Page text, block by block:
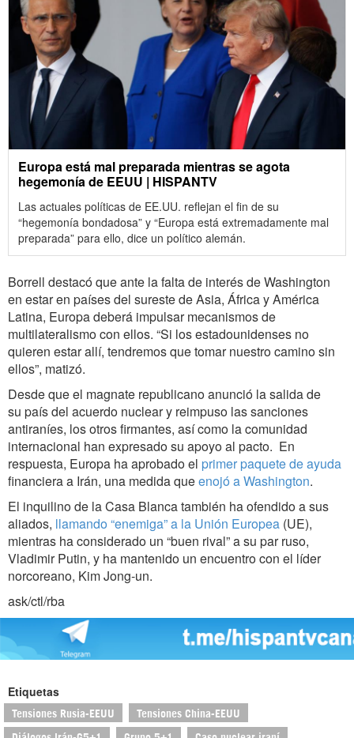
Europa está mal preparada mientras se agota
hegemonía de EEUU | HISPANTV
Las actuales políticas de EE.UU. reflejan el fin de su
“hegemonía bondadosa” y “Europa está extremadamente mal
preparada” para ello, dice un político alemán.
Borrell destacó que ante la falta de interés de Washington
en estar en países del sureste de Asia, África y América
Latina, Europa deberá impulsar mecanismos de
multilateralismo con ellos. “Si los estadounidenses no
quieren estar allí, tendremos que tomar nuestro camino sin
ellos”, matizó.
Desde que el magnate republicano anunció la salida de
su país del acuerdo nuclear y reimpuso las sanciones
antiraníes, los otros firmantes, así como la comunidad
internacional han expresado su apoyo al pacto. En
respuesta, Europa ha aprobado el primer paquete de ayuda
financiera a Irán, una medida queenojó a Washington.
El inquilino de la Casa Blanca también ha ofendido a sus
aliados, llamando “enemiga” a la Unión Europea (UE),
mientras ha considerado un “buen rival” a su par ruso,
Vladimir Putin, y ha mantenido un encuentro con el líder
norcoreano, Kim Jong-un.
ask/ctl/rba
Etiquetas
Tensiones Rusia-EEUU Tensiones China-EEUU
Diálogos Irán-G5+1 Grupo 5+1 Caso nuclear iraní